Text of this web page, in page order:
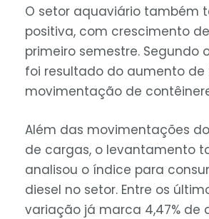
O setor aquaviário também
positiva, com crescimento
primeiro semestre. Segundo
foi resultado do aumento de
movimentação de
Além das movimentações
de cargas, o levantamento
analisou o índice para
diesel no setor. Entre os
variação já marca 4,47% de